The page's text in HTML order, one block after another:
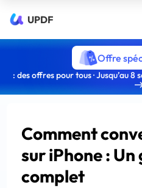
UPDF
Offre
: des offres pour tous · Jusqu’au 8
Comment
sur iPhone : Un
complet